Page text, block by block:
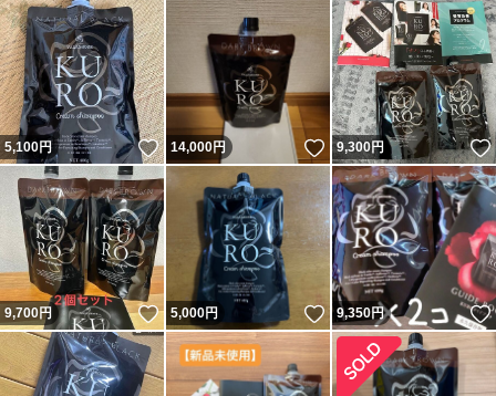
5,100円 いいね！
14,000円 いいね！
9,300円
9,700円 いいね！
5,000円 いいね！
9,350円